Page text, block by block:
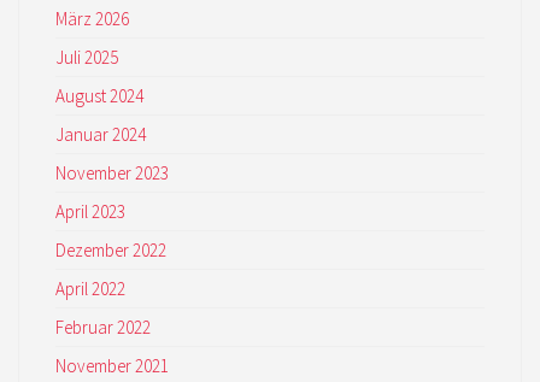
März 2026
Juli 2025
August 2024
Januar 2024
November 2023
April 2023
Dezember 2022
April 2022
Februar 2022
November 2021